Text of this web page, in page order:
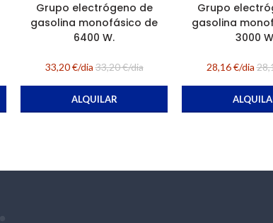
Grupo electrógeno de
gasolina monofásico de
6400 W.
33,20 €/dia33,20 €/dia
ALQUILAR
Grupo
gasolina
3000
28,16 €/dia